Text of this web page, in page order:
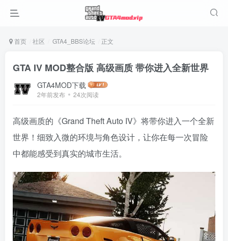
首页 社区 GTA4_BBS论坛 正文
GTA IV MOD整合版 高级画质 带你进入全新世界
GTA4MOD下载
2年前发布 24次阅读
高级画质的《Grand Theft Auto IV》将带你进入一个全新
世界！细致入微的环境与角色设计，让你在每一次冒险
中都能感受到真实的城市生活。